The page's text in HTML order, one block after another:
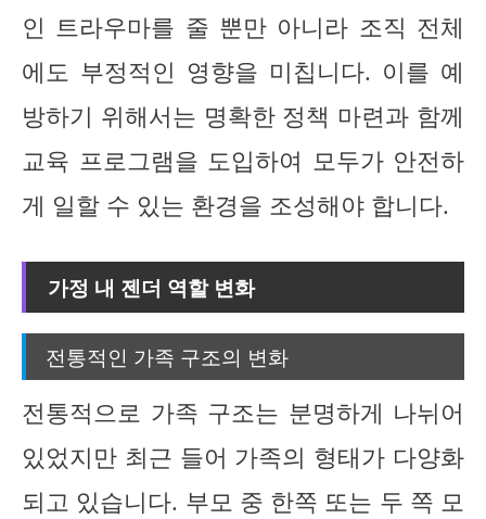
인 트라우마를 줄 뿐만 아니라 조직 전체
에도 부정적인 영향을 미칩니다. 이를 예
방하기 위해서는 명확한 정책 마련과 함께
교육 프로그램을 도입하여 모두가 안전하
게 일할 수 있는 환경을 조성해야 합니다.
가정 내 젠더 역할 변화
전통적인 가족 구조의 변화
전통적으로 가족 구조는 분명하게 나뉘어
있었지만 최근 들어 가족의 형태가 다양화
되고 있습니다. 부모 중 한쪽 또는 두 쪽 모